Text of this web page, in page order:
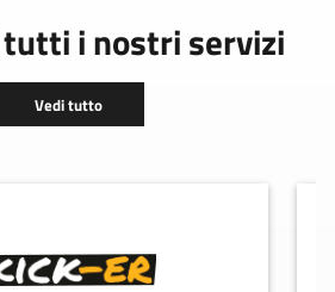
i nostri servizi
Vedi tutto